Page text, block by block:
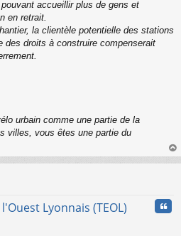
accueillir plus de gens et
en retrait.
la clientèle potentielle des stations
des droits à construire compenserait
urbain comme une partie de la
villes, vous êtes une partie du
au
Lyonnais (TEOL)